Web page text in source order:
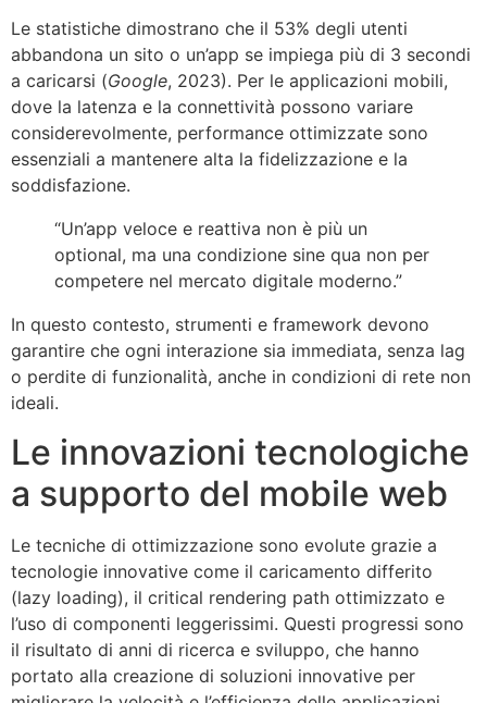
Le statistiche dimostrano che il 53% degli utenti
abbandona un sito o un’app se impiega più di 3 secondi
a caricarsi (Google, 2023). Per le applicazioni mobili,
dove la latenza e la connettività possono variare
considerevolmente, performance ottimizzate sono
essenziali a mantenere alta la fidelizzazione e la
soddisfazione.
“Un’app veloce e reattiva non è più un
optional, ma una condizione sine qua non per
competere nel mercato digitale moderno.”
In questo contesto, strumenti e framework devono
garantire che ogni interazione sia immediata, senza lag
o perdite di funzionalità, anche in condizioni di rete non
ideali.
Le innovazioni tecnologiche
a supporto del mobile web
Le tecniche di ottimizzazione sono evolute grazie a
tecnologie innovative come il caricamento differito
(lazy loading), il critical rendering path ottimizzato e
l’uso di componenti leggerissimi. Questi progressi sono
il risultato di anni di ricerca e sviluppo, che hanno
portato alla creazione di soluzioni innovative per